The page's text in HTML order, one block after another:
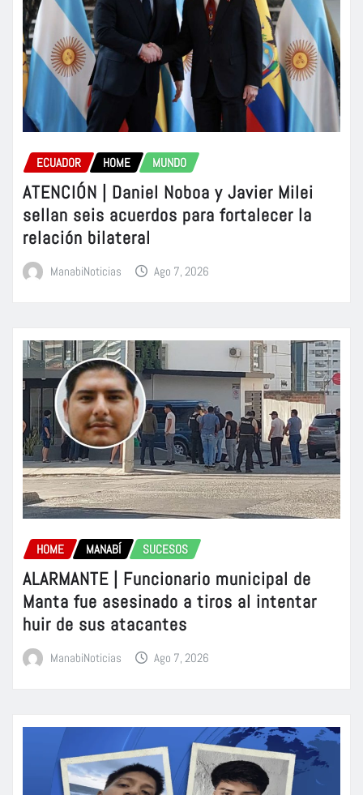
ECUADOR HOME MUNDO
ATENCIÓN | Daniel Noboa y Javier Milei
sellan seis acuerdos para fortalecer la
relación bilateral
ManabiNoticias Ago 7, 2026
HOME MANABÍ SUCESOS
ALARMANTE | Funcionario municipal de
Manta fue asesinado a tiros al intentar
huir de sus atacantes
ManabiNoticias Ago 7, 2026